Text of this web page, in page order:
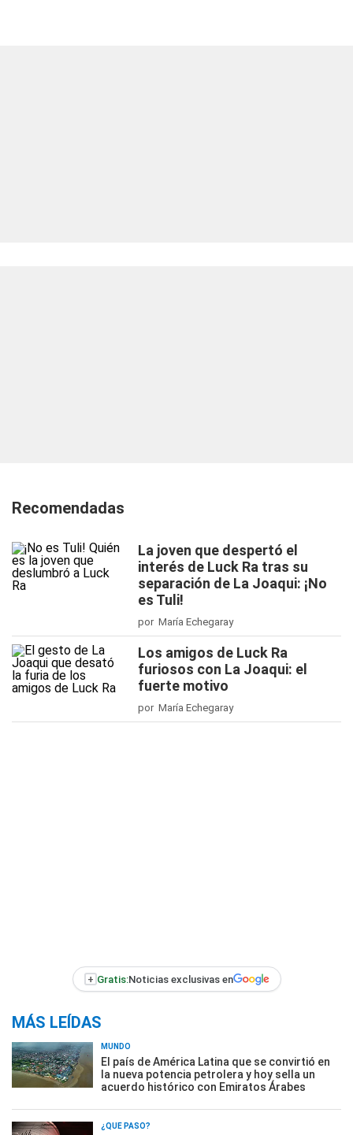
Recomendadas
La joven que despertó el
interés de Luck Ra tras su
separación de La Joaqui: ¡No
es Tuli!
por María Echegaray
Los amigos de Luck Ra
furiosos con La Joaqui: el
fuerte motivo
por María Echegaray
+ Gratis:Noticias exclusivas en
MÁS LEÍDAS
MUNDO
El país de América Latina que se convirtió en
la nueva potencia petrolera y hoy sella un
acuerdo histórico con Emiratos Árabes
¿QUÉ PASÓ?